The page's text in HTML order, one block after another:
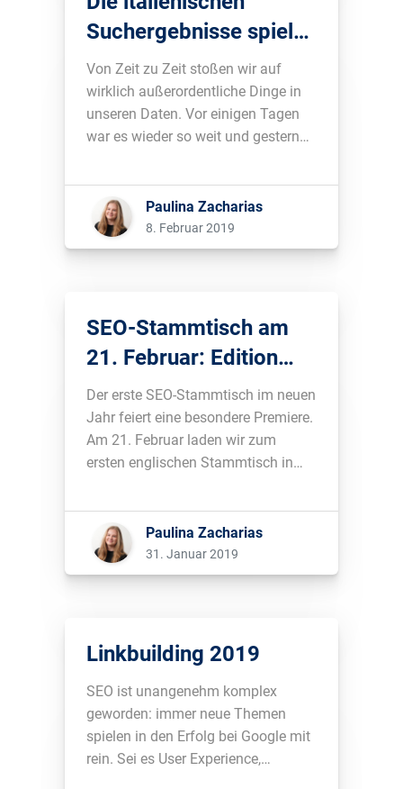
Suchergebnisse spielen
verrückt!
Von Zeit zu Zeit stoßen wir auf
wirklich außerordentliche Dinge in
unseren Daten. Vor einigen Tagen
war es wieder so weit und gestern
Seltsame Dinge gehen vor sich in
der italienischen Google-Suche. Ein
Erklärungsversuch....
Paulina Zacharias
8. Februar 2019
SEO-Stammtisch am
21. Februar: Edition
lang=en
Der erste SEO-Stammtisch im neuen
Jahr feiert eine besondere Premiere.
Am 21. Februar laden wir zum
ersten englischen Stammtisch in
Paulina Zacharias
31. Januar 2019
Linkbuilding 2019
SEO ist unangenehm komplex
geworden: immer neue Themen
spielen in den Erfolg bei Google mit
rein. Sei es User Experience,